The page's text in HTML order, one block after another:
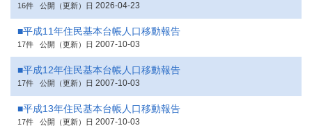
16件 公開（更新）日 2026-04-23
■平成11年住民基本台帳人口移動報告
17件 公開（更新）日 2007-10-03
■平成12年住民基本台帳人口移動報告
17件 公開（更新）日 2007-10-03
■平成13年住民基本台帳人口移動報告
17件 公開（更新）日 2007-10-03